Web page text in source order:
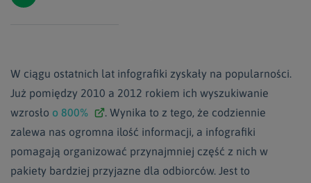
W ciągu ostatnich lat infografiki zyskały na popularności.
Już pomiędzy 2010 a 2012 rokiem ich wyszukiwanie
wzrosło o 800%
. Wynika to z tego, że codziennie
zalewa nas ogromna ilość informacji, a infografiki
pomagają organizować przynajmniej część z nich w
pakiety bardziej przyjazne dla odbiorców. Jest to